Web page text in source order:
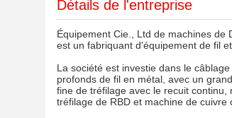
Détails de l'entreprise
Équipement Cie., Ltd de machines de
est un fabriquant d'équipement de fil
La société est investie dans le
profonds de fil en métal, avec un
fine de tréfilage avec le recuit
tréfilage de RBD et machine de cuivre